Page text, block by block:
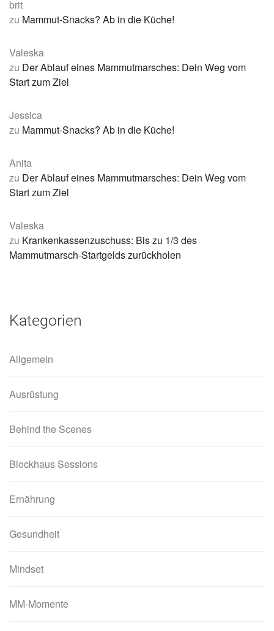
brit
zu Mammut-Snacks? Ab in die Küche!
Valeska
zu Der Ablauf eines Mammutmarsches: Dein Weg vom
Start zum Ziel
Jessica
zu Mammut-Snacks? Ab in die Küche!
Anita
zu Der Ablauf eines Mammutmarsches: Dein Weg vom
Start zum Ziel
Valeska
zu Krankenkassenzuschuss: Bis zu 1/3 des
Mammutmarsch-Startgelds zurückholen
Kategorien
Allgemein
Ausrüstung
Behind the Scenes
Blockhaus Sessions
Ernährung
Gesundheit
Mindset
MM-Momente